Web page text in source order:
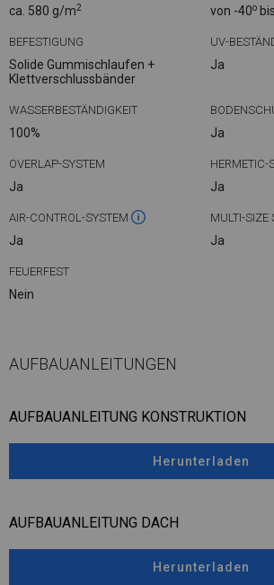
ca. 580 g/m2 von -40o
BEFESTIGUNG
Solide Gummischlaufen +
Klettverschlussbänder
UV-
Ja
WASSERBESTÄNDIGKEIT
100% Ja
OVERLAP-SYSTEM
Ja
HERMETIC-
Ja
AIR-CONTROL-SYSTEM
Ja
MULTI-SIZE
Ja
FEUERFEST
Nein
AUFBAUANLEITUNGEN
AUFBAUANLEITUNG KONSTRUKTION
Herunterladen
AUFBAUANLEITUNG DACH
Herunterladen